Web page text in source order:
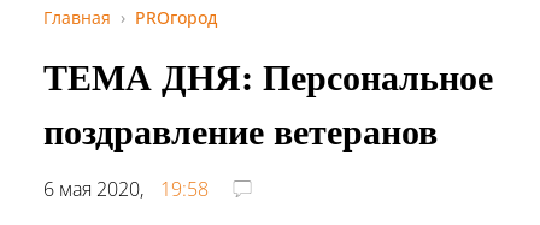
Главная PROгород
ТЕМА ДНЯ: Персональное
поздравление ветеранов
6 мая 2020,
19:58